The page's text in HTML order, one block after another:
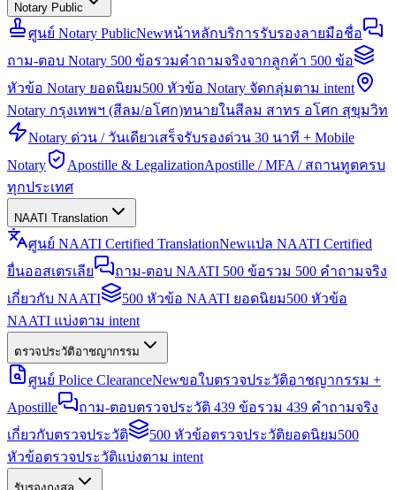
Notary Public
ศูนย์ Notary PublicNewหน้าหลักบริการรับรองลายมือชื่อ
ถาม-ตอบ Notary 500 ข้อรวมคำถามจริงจากลูกค้า 500 ข้อ
หัวข้อ Notary ยอดนิยม500 หัวข้อ Notary จัดกลุ่มตาม intent
Notary กรุงเทพฯ (สีลม/อโศก)ทนายในสีลม สาทร อโศก สุขุมวิท
Notary ด่วน / วันเดียวเสร็จรับรองด่วน 30 นาที + Mobile
Notary
Apostille & LegalizationApostille / MFA / สถานทูตครบ
ทุกประเทศ
NAATI Translation
ศูนย์ NAATI Certified TranslationNewแปล NAATI Certified
ยื่นออสเตรเลีย
ถาม-ตอบ NAATI 500 ข้อรวม 500 คำถามจริง
เกี่ยวกับ NAATI
500 หัวข้อ NAATI ยอดนิยม500 หัวข้อ
NAATI แบ่งตาม intent
ตรวจประวัติอาชญากรรม
ศูนย์ Police ClearanceNewขอใบตรวจประวัติอาชญากรรม +
Apostille
ถาม-ตอบตรวจประวัติ 439 ข้อรวม 439 คำถามจริง
เกี่ยวกับตรวจประวัติ
500 หัวข้อตรวจประวัติยอดนิยม500
หัวข้อตรวจประวัติแบ่งตาม intent